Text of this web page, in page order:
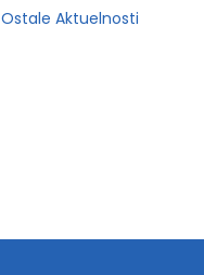
Ostale Aktuelnosti